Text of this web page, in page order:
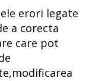
erori legate
a corecta
care pot